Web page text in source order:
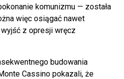
komunizmu — została
więc osiągać nawet
z opresji wręcz
budowania
Cassino pokazali, że